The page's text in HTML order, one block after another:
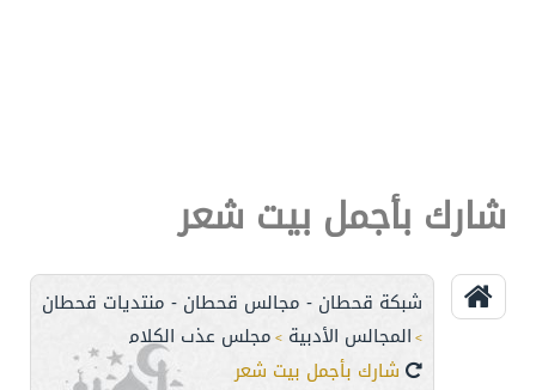
شارك بأجمل بيت شعر
شبكة قحطان - مجالس قحطان - منتديات قحطان
> المجالس الأدبية > مجلس عذب الكلام
شارك بأجمل بيت شعر